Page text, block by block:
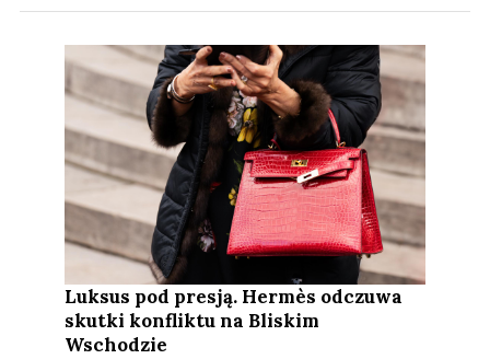
Luksus pod presją. Hermès odczuwa
skutki konfliktu na Bliskim
Wschodzie